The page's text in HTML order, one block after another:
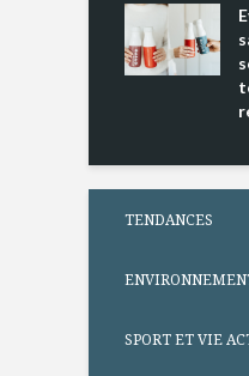
TENDANCES
SPORT ET VIE